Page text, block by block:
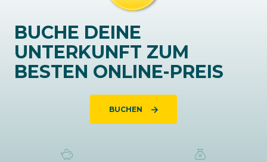
BUCHE DEINE
UNTERKUNFT ZUM
BESTEN ONLINE-PREIS
BUCHEN